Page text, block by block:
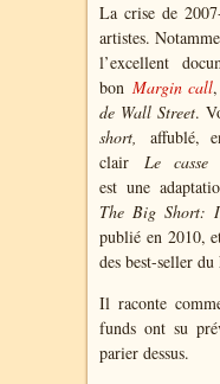
La crise de
artistes.
l’excellent
bon Margin call
de Wall Street.
short, affublé,
clair Le casse
est une
The Big Short:
publié en 2010,
des best-seller
Il raconte
funds ont su
parier dessus.